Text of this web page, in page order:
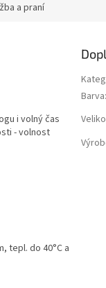
a praní
i volný čas
- volnost
tepl. do 40°C a
Barva: